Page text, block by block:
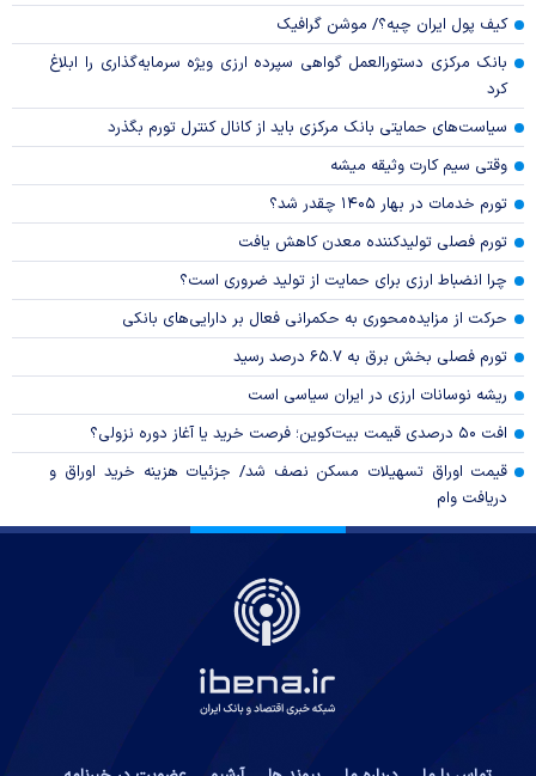
کیف پول ایران چیه؟/ موشن گرافیک
بانک مرکزی دستورالعمل گواهی سپرده ارزی ویژه سرمایه‌گذاری را ابلاغ
کرد
سیاست‌های حمایتی بانک مرکزی باید از کانال کنترل تورم بگذرد
وقتی سیم کارت وثیقه میشه
تورم خدمات در بهار ۱۴۰۵ چقدر شد؟
تورم فصلی تولیدکننده معدن کاهش یافت
چرا انضباط ارزی برای حمایت از تولید ضروری است؟
حرکت از مزایده‌محوری به حکمرانی فعال بر دارایی‌های بانکی
تورم فصلی بخش برق به ۶۵.۷ درصد رسید
ریشه نوسانات ارزی در ایران سیاسی است
افت ۵۰ درصدی قیمت بیت‌کوین؛ فرصت خرید یا آغاز دوره نزولی؟
قیمت اوراق تسهیلات مسکن نصف شد/ جزئیات هزینه خرید اوراق و
دریافت وام